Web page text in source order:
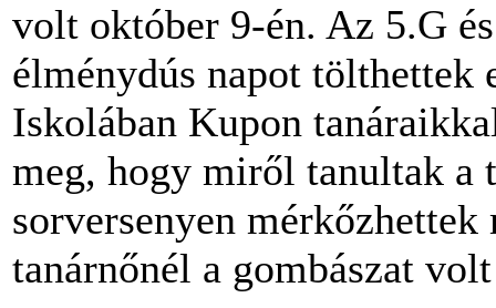
volt október 9-én. Az 5.G
élménydús napot tölthettek
Iskolában Kupon
meg, hogy miről tanultak a
sorversenyen
tanárnőnél a gombászat